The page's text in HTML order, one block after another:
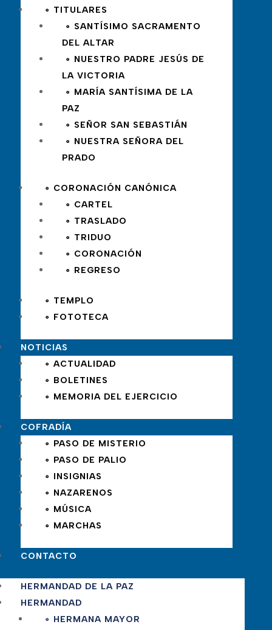
∘ TITULARES
∘ SANTÍSIMO SACRAMENTO
DEL ALTAR
∘ NUESTRO PADRE JESÚS DE
LA VICTORIA
∘ MARÍA SANTÍSIMA DE LA
PAZ
∘ SEÑOR SAN SEBASTIÁN
∘ NUESTRA SEÑORA DEL
PRADO
∘ CORONACIÓN CANÓNICA
∘ CARTEL
∘ TRASLADO
∘ TRIDUO
∘ CORONACIÓN
∘ REGRESO
∘ TEMPLO
∘ FOTOTECA
NOTICIAS
∘ ACTUALIDAD
∘ BOLETINES
∘ MEMORIA DEL EJERCICIO
COFRADÍA
∘ PASO DE MISTERIO
∘ PASO DE PALIO
∘ INSIGNIAS
∘ NAZARENOS
∘ MÚSICA
∘ MARCHAS
CONTACTO
HERMANDAD DE LA PAZ
HERMANDAD
∘ HERMANA MAYOR